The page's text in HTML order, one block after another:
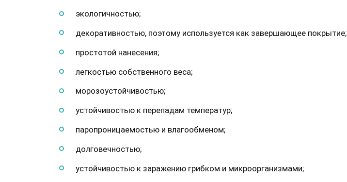
экологичностью;
декоративностью, поэтому используется как завершающее покрытие;
простотой нанесения;
легкостью собственного веса;
морозоустойчивостью;
устойчивостью к перепадам температур;
паропроницаемостью и влагообменом;
долговечностью;
устойчивостью к заражению грибком и микроорганизмами;